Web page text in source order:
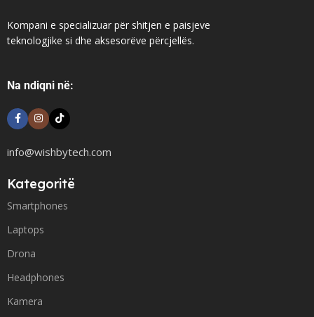
Kompani e specializuar për shitjen e paisjeve
teknologjike si dhe aksesorëve përcjellës.
Na ndiqni në:
info@wishbytech.com
Kategoritë
Smartphones
Laptops
Drona
Headphones
Kamera